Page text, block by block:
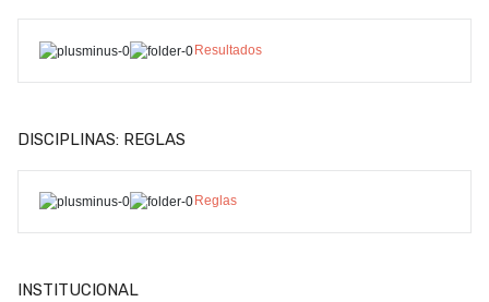
Resultados
DISCIPLINAS: REGLAS
Reglas
INSTITUCIONAL